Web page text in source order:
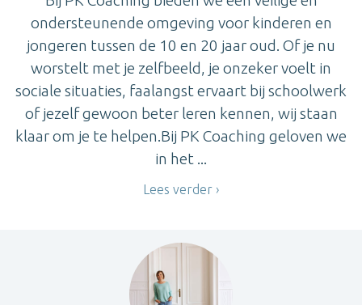
ondersteunende omgeving voor kinderen en
jongeren tussen de 10 en 20 jaar oud. Of je nu
worstelt met je zelfbeeld, je onzeker voelt in
sociale situaties, faalangst ervaart bij schoolwerk
of jezelf gewoon beter leren kennen, wij staan
klaar om je te helpen.Bij PK Coaching geloven we
in het ...
Lees verder